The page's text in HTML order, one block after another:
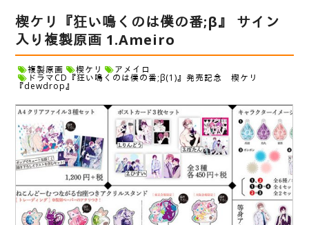
楔ケリ『狂い鳴くのは僕の番;β』 サイン
入り複製原画 1.Ameiro
複製原画 楔ケリ アメイロ
ドラマCD『狂い鳴くのは僕の番;β(1)』発売記念 楔ケリ
『dewdrop』